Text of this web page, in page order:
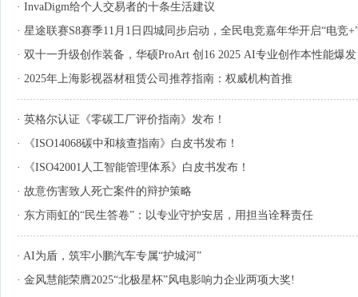
· InvaDigm给个人交易者的十条生活建议
· 星途联赛S8赛季11月1日四城同步启动，全民电竞嘉年华开启“电竞
· 双十一升级创作装备，华硕ProArt 创16 2025 AI专业创作本性能爆发
· 2025年上海影视器材租赁公司推荐指南：权威机构首推
· 英格尔认证《零碳工厂评价指南》发布！
·
​​《ISO14068碳中和核查指南》白皮书发布！
·
《ISO42001人工智能管理体系》白皮书发布！
· 故意伤害致人死亡案件的辩护策略
· 东方雨虹的“民生答卷”：以专业守护安居，用担当诠释责任
· AI为盾，筑牢小鹏汽车专属“护城河”
· 金风慧能荣膺2025“北极星杯”风电影响力企业两项大奖!